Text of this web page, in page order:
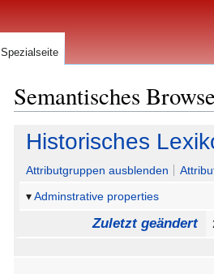
Semantisches
Zur
Navigation
springen
Zur
Suche
springen
Historisches
Attributgruppen ausblenden
Adminstrative properties
Zuletzt geändert
Spezialseite